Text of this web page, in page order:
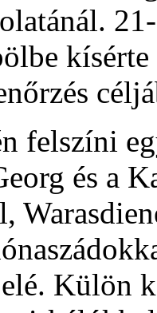
felszíni
és a
Külön